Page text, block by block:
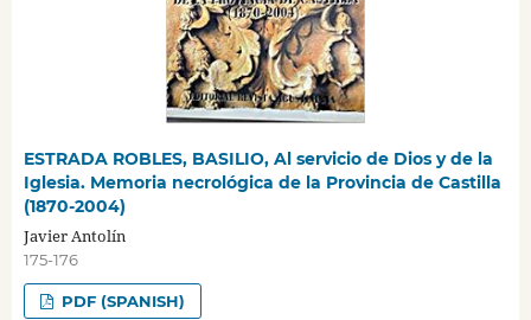
ESTRADA ROBLES, BASILIO, Al servicio de Dios y de la
Iglesia. Memoria necrológica de la Provincia de Castilla
(1870-2004)
Javier Antolín
175-176
PDF (SPANISH)